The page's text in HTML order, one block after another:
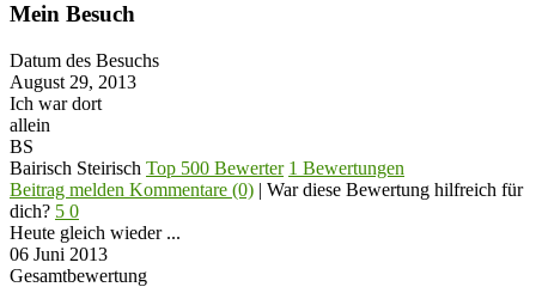
Mein Besuch
Datum des Besuchs
August 29, 2013
Ich war dort
allein
BS
Bairisch Steirisch Top 500 Bewerter 1 Bewertungen
Beitrag melden Kommentare (0) | War diese Bewertung hilfreich für
dich? 5 0
Heute gleich wieder ...
06 Juni 2013
Gesamtbewertung